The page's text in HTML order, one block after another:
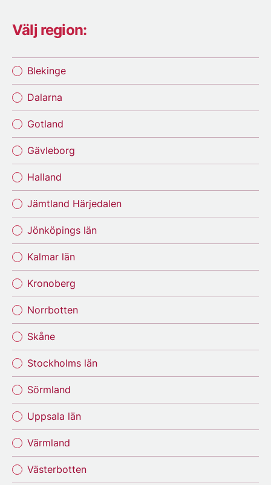
Välj region:
Blekinge
Dalarna
Gotland
Gävleborg
Halland
Jämtland Härjedalen
Jönköpings län
Kalmar län
Kronoberg
Norrbotten
Skåne
Stockholms län
Sörmland
Uppsala län
Värmland
Västerbotten